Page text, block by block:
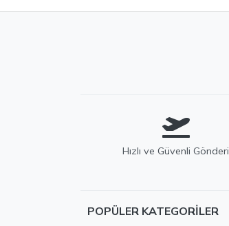
Hızlı ve Güvenli Gönderi
POPÜLER KATEGORILER